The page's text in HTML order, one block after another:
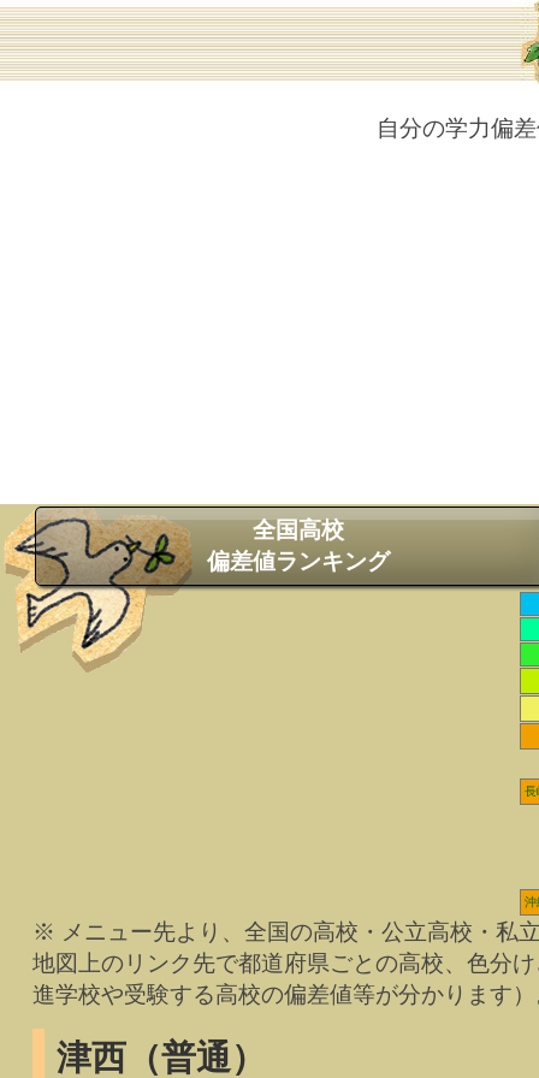
自分の学力偏
全国高校
偏差値ランキング
長
沖
※ メニュー先より、全国の高校・公立高校・私
地図上のリンク先で都道府県ごとの高校、色分
進学校や受験する高校の偏差値等が分かります
津西（普通）